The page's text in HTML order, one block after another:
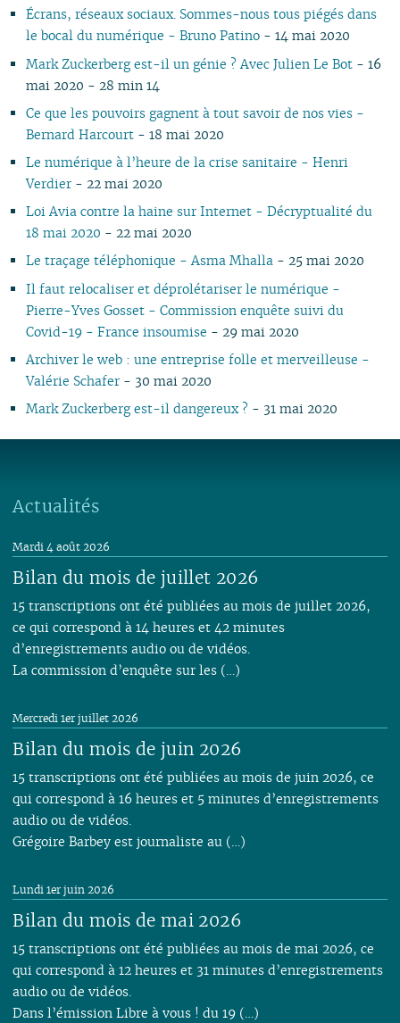
Écrans, réseaux sociaux. Sommes-nous tous piégés dans
le bocal du numérique - Bruno Patino- 14 mai 2020
Mark Zuckerberg est-il un génie ? Avec Julien Le Bot- 16
mai 2020 - 28 min 14
Ce que les pouvoirs gagnent à tout savoir de nos vies -
Bernard Harcourt- 18 mai 2020
Le numérique à l’heure de la crise sanitaire - Henri
Verdier- 22 mai 2020
Loi Avia contre la haine sur Internet - Décryptualité du
18 mai 2020 - 22 mai 2020
Le traçage téléphonique - Asma Mhalla- 25 mai 2020
Il faut relocaliser et déprolétariser le numérique -
Pierre-Yves Gosset - Commission enquête suivi du
Covid-19 - France insoumise - 29 mai 2020
Archiver le web : une entreprise folle et merveilleuse -
Valérie Schafer- 30 mai 2020
Mark Zuckerberg est-il dangereux ? - 31 mai 2020
Actualités
Bilan du mois de juillet 2026
Mardi 4 août 2026
15 transcriptions ont été publiées au mois de juillet 2026,
ce qui correspond à 14 heures et 42 minutes
d’enregistrements audio ou de vidéos.
La commission d’enquête sur les (…)
Bilan du mois de juin 2026
Mercredi 1er juillet 2026
15 transcriptions ont été publiées au mois de juin 2026, ce
qui correspond à 16 heures et 5 minutes d’enregistrements
audio ou de vidéos.
Grégoire Barbey est journaliste au (…)
Bilan du mois de mai 2026
Lundi 1er juin 2026
15 transcriptions ont été publiées au mois de mai 2026, ce
qui correspond à 12 heures et 31 minutes d’enregistrements
audio ou de vidéos.
Dans l’émission Libre à vous ! du 19 (…)